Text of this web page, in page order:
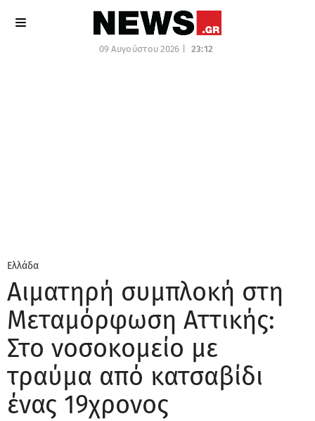
09 Αυγούστου 2026 | 23:12
Ελλάδα
Αιματηρή συμπλοκή στη
Μεταμόρφωση Αττικής:
Στο νοσοκομείο με
τραύμα από κατσαβίδι
ένας 19χρονος